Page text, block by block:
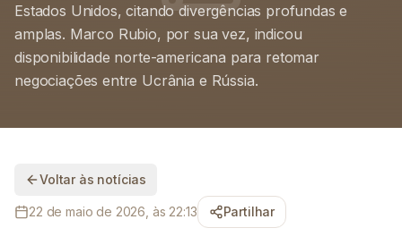
Estados Unidos, citando divergências profundas e
amplas. Marco Rubio, por sua vez, indicou
disponibilidade norte-americana para retomar
negociações entre Ucrânia e Rússia.
Voltar às notícias
22 de maio de 2026, às 22:13 Partilhar